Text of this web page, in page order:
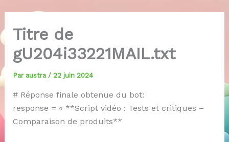
Titre de
gU204i33221MAIL.txt
Par austra / 22 juin 2024
# Réponse finale obtenue du bot:
response = « **Script vidéo : Tests et critiques –
Comparaison de produits**